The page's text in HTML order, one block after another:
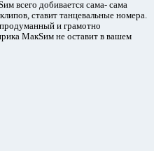
всего добивается сама- сама
ставит танцевальные номера.
продуманный и грамотно
МакSим не оставит в вашем